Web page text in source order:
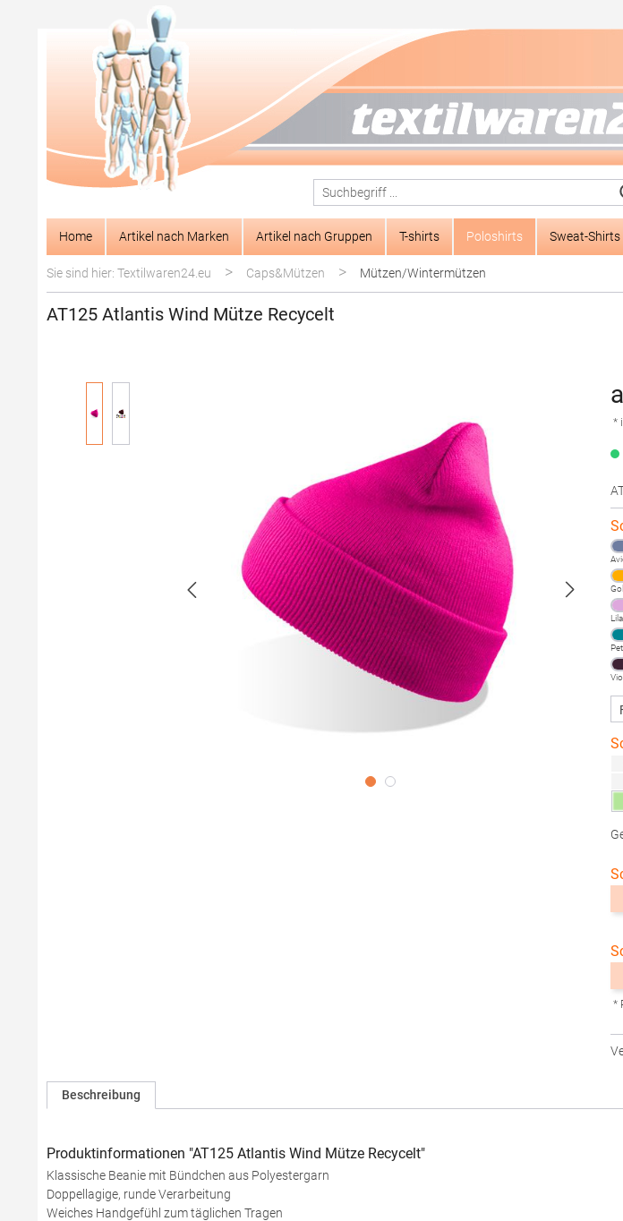
Zur Hauptnavigation springen
Home Artikel nach Marken Artikel nach Gruppen T-shirts Poloshirts Sweat-Shirts
Sie sind hier: Textilwaren24.eu > Caps&Mützen > Mützen/Wintermützen
AT125 Atlantis Wind Mütze Recycelt
*
*
Beschreibung
Produktinformationen "AT125 Atlantis Wind Mütze Recycelt"
Klassische Beanie mit Bündchen aus Polyestergarn
Doppellagige, runde Verarbeitung
Weiches Handgefühl zum täglichen Tragen